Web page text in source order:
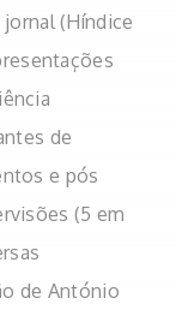
(Híndice
de
e pós
(5 em
de António